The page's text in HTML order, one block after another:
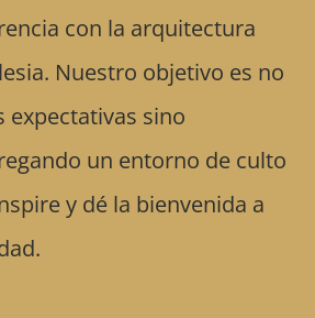
con la arquitectura
Nuestro objetivo es no
expectativas sino
un entorno de culto
y dé la bienvenida a